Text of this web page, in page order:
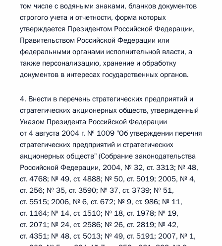
том числе с водяными знаками, бланков документов
строгого учета и отчетности, форма которых
утверждается Президентом Российской Федерации,
Правительством Российской Федерации или
федеральными органами исполнительной власти, а
также персонализацию, хранение и обработку
документов в интересах государственных органов.
4. Внести в перечень стратегических предприятий и
стратегических акционерных обществ, утвержденный
Указом Президента Российской Федерации
от 4 августа 2004 г. № 1009 "Об утверждении перечня
стратегических предприятий и стратегических
акционерных обществ" (Собрание законодательства
Российской Федерации, 2004, № 32, ст. 3313; № 48,
ст. 4768; № 49, ст. 4888; № 50, ст. 5019; 2005, № 4,
ст. 256; № 35, ст. 3590; № 37, ст. 3739; № 51,
ст. 5515; 2006, № 6, ст. 672; № 9, ст. 986; № 11,
ст. 1164; № 14, ст. 1510; № 18, ст. 1978; № 19,
ст. 2071; № 24, ст. 2586; № 26, ст. 2819; № 42,
ст. 4351; № 48, ст. 5013; № 49, ст. 5191; 2007, № 1,